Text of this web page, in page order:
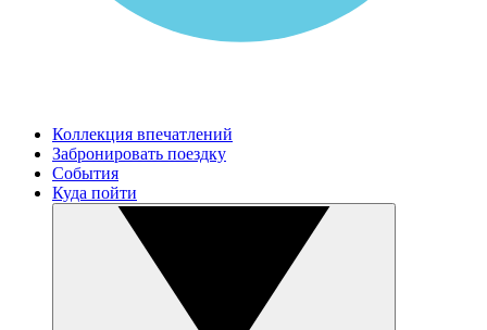
Коллекция впечатлений
Забронировать поездку
События
Куда пойти